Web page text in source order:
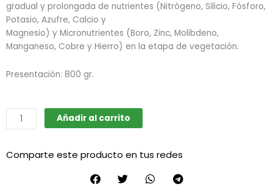
gradual y prolongada de nutrientes (Nitrógeno, Silicio, Fósforo,
Potasio, Azufre, Calcio y
Magnesio) y Micronutrientes (Boro, Zinc, Molibdeno,
Manganeso, Cobre y Hierro) en la etapa de vegetación.
Presentación: 800 gr.
Guano
Bokashi
Vegetativo
Añadir al carrito
Comparte este producto en tus redes